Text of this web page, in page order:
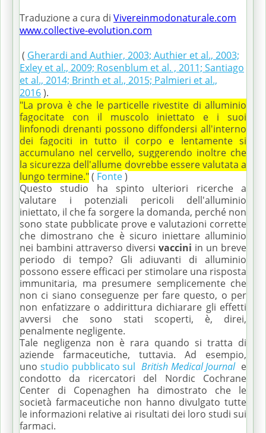
Traduzione a cura di Vivereinmodonaturale.com
www.collective-evolution.com
( Gherardi and Authier, 2003; Authier et al., 2003;
Exley et al., 2009; Rosenblum et al. , 2011; Santiago
et al., 2014; Brinth et al., 2015; Palmieri et al.,
2016).
"La prova è che le particelle rivestite di alluminio
fagocitate con il muscolo iniettato e i suoi
linfonodi drenanti possono diffondersi all'interno
dei fagociti in tutto il corpo e lentamente si
accumulano nel cervello, suggerendo inoltre che
la sicurezza dell'allume dovrebbe essere valutata a
lungo termine."( Fonte)
Questo studio ha spinto ulteriori ricerche a
valutare i potenziali pericoli dell'alluminio
iniettato, il che fa sorgere la domanda, perché non
sono state pubblicate prove e valutazioni corrette
che dimostrano che è sicuro iniettare alluminio
nei bambini attraverso diversi vaccini in un breve
periodo di tempo? Gli adiuvanti di alluminio
possono essere efficaci per stimolare una risposta
immunitaria, ma presumere semplicemente che
non ci siano conseguenze per fare questo, o per
non enfatizzare o addirittura dichiarare gli effetti
avversi che sono stati scoperti, è, direi,
penalmente negligente.
Tale negligenza non è rara quando si tratta di
aziende farmaceutiche, tuttavia. Ad esempio,
uno studio pubblicato sul British Medical Journale
condotto da ricercatori del Nordic Cochrane
Center di Copenaghen ha dimostrato che le
società farmaceutiche non hanno divulgato tutte
le informazioni relative ai risultati dei loro studi sui
farmaci.